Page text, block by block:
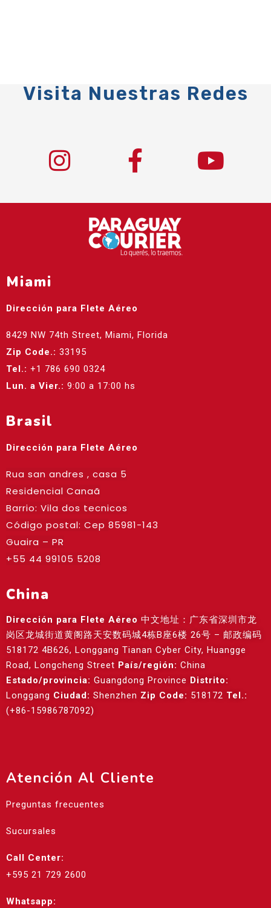
Visita Nuestras Redes
Miami
Dirección para Flete Aéreo
8429 NW 74th Street, Miami, Florida
Zip Code.: 33195
Tel.: +1 786 690 0324
Lun. a Vier.: 9:00 a 17:00 hs
Brasil
Dirección para Flete Aéreo
Rua san andres , casa 5
Residencial Canaã
Barrio: Vila dos tecnicos
Código postal: Cep 85981-143
Guaira – PR
+55 44 99105 5208
China
Dirección para Flete Aéreo 中文地址：广东省深圳市龙
岗区龙城街道黄阁路天安数码城4栋B座6楼 26号 – 邮政编码
518172 4B626, Longgang Tianan Cyber City, Huangge
Road, Longcheng Street País/región: China
Estado/provincia: Guangdong Province Distrito:
Longgang Ciudad: Shenzhen Zip Code: 518172 Tel.:
(+86-15986787092)
Atención Al Cliente
Preguntas frecuentes
Sucursales
Call Center:
+595 21 729 2600
Whatsapp: